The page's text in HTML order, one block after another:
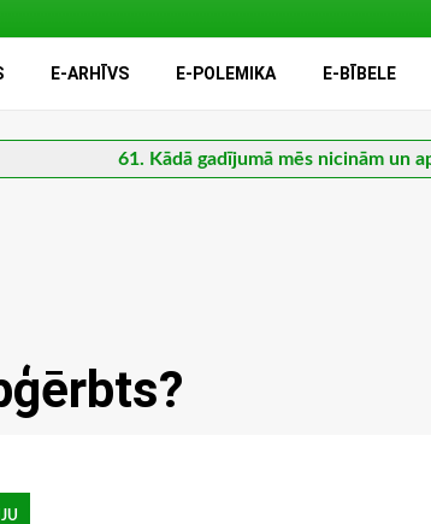
E-ARHĪVS E-POLEMIKA E-BĪBELE
61. Kādā gadījumā mēs nicinām un